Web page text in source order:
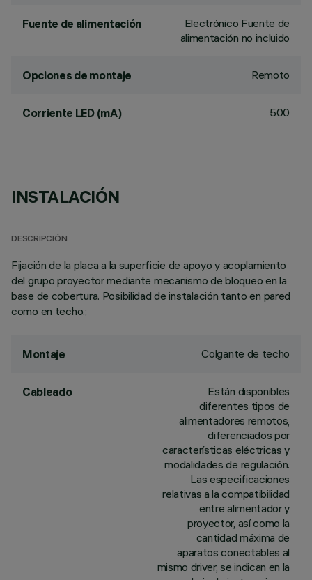
Fuente de alimentación
Electrónico Fuente de
alimentación no incluido
Opciones de montaje Remoto
Corriente LED (mA) 500
INSTALACIÓN
DESCRIPCIÓN
Fijación de la placa a la superficie de apoyo y acoplamiento
del grupo proyector mediante mecanismo de bloqueo en la
base de cobertura. Posibilidad de instalación tanto en pared
como en techo.;
Montaje Colgante de techo
Cableado
Están disponibles
diferentes tipos de
alimentadores remotos,
diferenciados por
características eléctricas y
modalidades de regulación.
Las especificaciones
relativas a la compatibilidad
entre alimentador y
proyector, así como la
cantidad máxima de
aparatos conectables al
mismo driver, se indican en la